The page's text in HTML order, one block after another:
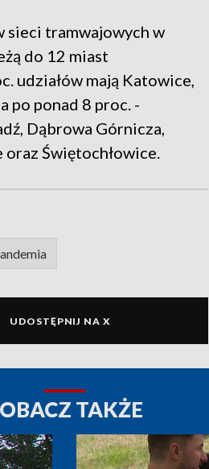
sieci tramwajowych w
do 12 miast
udziałów mają Katowice,
po ponad 8 proc. -
Dąbrowa Górnicza,
oraz Świętochłowice.
UDOSTĘPNIJ NA X
TAKŻE